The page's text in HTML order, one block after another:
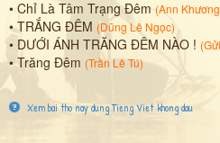
• Chỉ Là Tâm Trạng Đêm (Ann Khương
•TRẮNG ĐÊM (Dũng Lê Ngọc)
• DƯỚI ÁNH TRĂNG ĐÊM NÀO ! (
•Trăng Đêm (Trần Lê Tú)
Xem bai tho nay dung Tieng Viet khong dau